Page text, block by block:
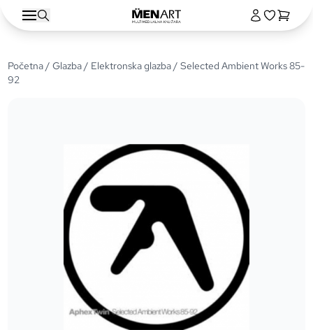
Početna/Glazba/ Elektronska glazba/ Selected Ambient Works 85-
92